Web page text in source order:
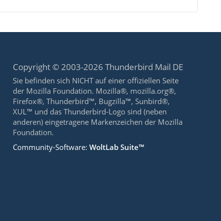
Copyright © 2003-2026 Thunderbird Mail DE
Sie befinden sich NICHT auf einer offiziellen Seite
der Mozilla Foundation. Mozilla®, mozilla.org®,
Firefox®, Thunderbird™, Bugzilla™, Sunbird®,
XUL™ und das Thunderbird-Logo sind (neben
anderen) eingetragene Markenzeichen der Mozilla
Foundation.
Community-Software:WoltLab Suite™